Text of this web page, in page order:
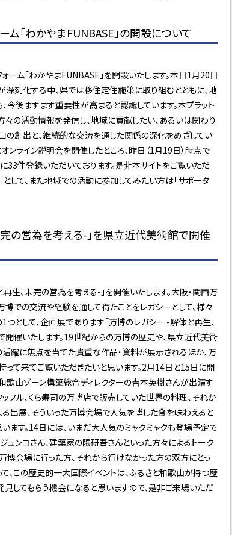
「わかやまFUNBASE」の開設について
ム「わかやまFUNBASE」を開設いたします。本日1月20日
深刻化する中、県では移住定住施策に取り組むとともに、地
後ますます重要性が高まると認識しています。本プラット
の活動情報を発信し、地域に貢献したい、あるいは関わり
の創出と、継続的な交流を通じた関係の深化をめざしてい
ンライン説明会を開催したところ、昨日（1月19日）時点で
に33件登録いただいております。是非本サイトをご覧いただ
して、また地域での活動に参加してみたい方は「サポータ
の営為を考える-」を県立近代美術館で開催
生、未完の営為を考える-」を開催いたします。大阪・関西万
での交流や経験を通して得たことをレガシーとして、様々
として、企画展であります「万博のレガシー -解体と再生、
催いたします。19世紀からの万博の歴史や、県立近代美術
に焦点を当てた貴重な作品・資料が展示されるほか、万
て来てご覧いただきたいと思います。2月14日と15日に開
歌山ゾーン構築総合ディレクターの吉本英樹さんが出演す
フル、くら寿司の万博店で販売していた世界の料理、それか
出展、そういった万博会場で人気を博した食を味わえると
ます。14日には、いまだ大人気のミャクミャクも登場予定で
ュンコさん、建築家の隈研吾さんといった方々によるトーク
博会場に行った方、それから行けなかった方の双方にとっ
、この歴史的一大国際イベントは、ふるさと和歌山が持つ歴
してもらう機会になると思いますので、是非ご来場いただ